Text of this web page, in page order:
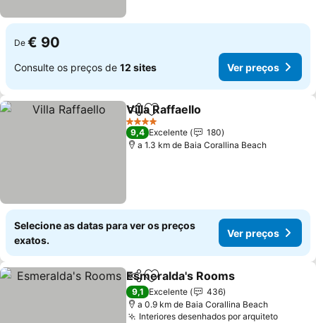
De € 90
Consulte os preços de 12 sites Ver preços
PartilharAdicionar aos favoritos
Villa Raffaello
4 Estrelas
9,4 Excelente
180
a 1.3 km de Baia Corallina Beach
Selecione as datas para ver os preços
exatos.
Ver preços
PartilharAdicionar aos favoritos
Esmeralda's Rooms
9,1 Excelente
436
a 0.9 km de Baia Corallina Beach
Interiores desenhados por arquitetoVer